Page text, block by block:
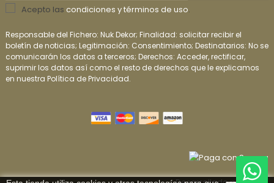
Acepto las condiciones y términos de uso.
Responsable del Fichero: Nuk Dekor; Finalidad: solicitar recibir el
boletín de noticias; Legitimación: Consentimiento; Destinatarios: No se
comunicarán los datos a terceros; Derechos: Acceder, rectificar,
suprimir los datos así como el resto de derechos que le explicamos
en nuestra Política de Privacidad.